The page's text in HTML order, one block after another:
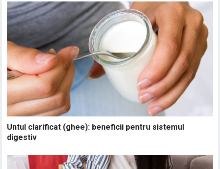
Untul clarificat (ghee): beneficii pentru sistemul
digestiv